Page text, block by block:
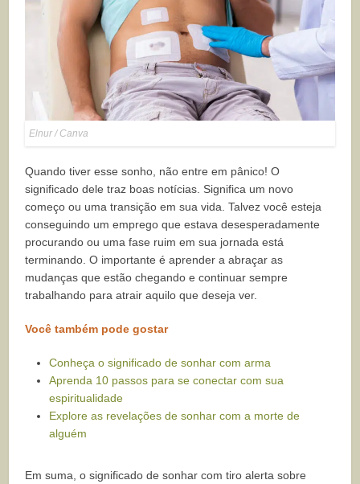
Elnur / Canva
Quando tiver esse sonho, não entre em pânico! O
significado dele traz boas notícias. Significa um novo
começo ou uma transição em sua vida. Talvez você esteja
conseguindo um emprego que estava desesperadamente
procurando ou uma fase ruim em sua jornada está
terminando. O importante é aprender a abraçar as
mudanças que estão chegando e continuar sempre
trabalhando para atrair aquilo que deseja ver.
Você também pode gostar
Conheça o significado de sonhar com arma
Aprenda 10 passos para se conectar com sua
espiritualidade
Explore as revelações de sonhar com a morte de
alguém
Em suma, o significado de sonhar com tiro alerta sobre